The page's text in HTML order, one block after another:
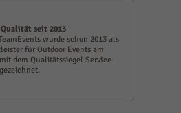
seit 2013
wurde schon 2013 als
für Outdoor Events am
dem Qualitäts­siegel Service